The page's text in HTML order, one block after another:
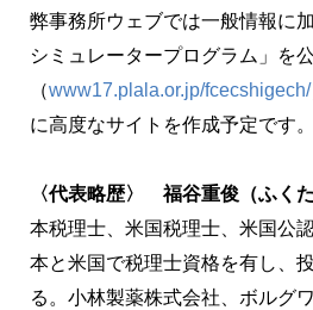
弊事務所ウェブでは一般情報に
シミュレータープログラム」を
（www17.plala.or.jp/fcecshigech/
に高度なサイトを作成予定です。
〈代表略歴〉 福谷重俊（ふく
本税理士、米国税理士、米国公
本と米国で税理士資格を有し、
る。小林製薬株式会社、ボルグ